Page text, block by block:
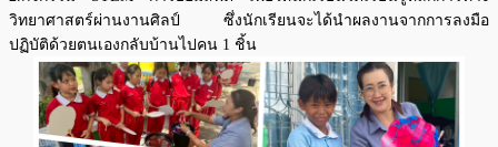
วิทยาศาสตร์ผ่านงานศิลป์ ซึ่งนักเรียนจะได้นำผลงานจากการลงมือ
ปฏิบัติด้วยตนเองกลับบ้านไปคน 1 ชิ้น